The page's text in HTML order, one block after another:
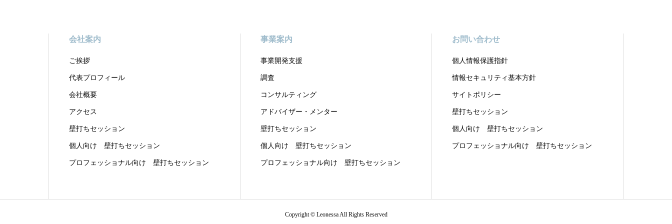
会社案内
ご挨拶
代表プロフィール
会社概要
アクセス
壁打ちセッション
個人向け 壁打ちセッション
プロフェッショナル向け 壁打ちセッション
事業案内
事業開発支援
調査
コンサルティング
アドバイザー・メンター
壁打ちセッション
個人向け 壁打ちセッション
プロフェッショナル向け 壁打ちセッション
お問い合わせ
個人情報保護指針
情報セキュリティ基本方針
サイトポリシー
壁打ちセッション
個人向け 壁打ちセッション
プロフェッショナル向け 壁打ちセッション
Copyright © Leonessa All Rights Reserved